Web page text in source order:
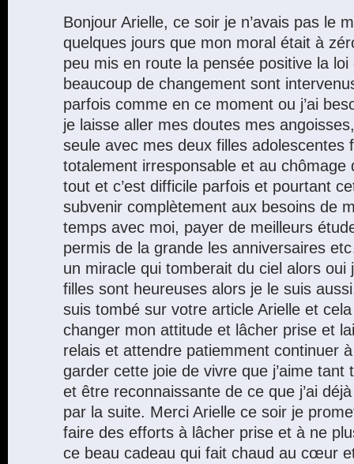
Bonjour Arielle, ce soir je n’avais pas le
quelques jours que mon moral était à
peu mis en route la pensée positive la loi
beaucoup de changement sont
parfois comme en ce moment ou j’ai
je laisse aller mes doutes mes
seule avec mes deux filles adolescentes
totalement irresponsable et au chômage
tout et c’est difficile parfois et pourtant
subvenir complètement aux besoins de
temps avec moi, payer de meilleurs
permis de la grande les anniversaires
un miracle qui tomberait du ciel alors oui
filles sont heureuses alors je le suis
suis tombé sur votre article Arielle et cela
changer mon attitude et lâcher prise et
relais et attendre patiemment continuer
garder cette joie de vivre que j’aime
et être reconnaissante de ce que j’ai
par la suite. Merci Arielle ce soir je
faire des efforts à lâcher prise et à ne
ce beau cadeau qui fait chaud au cœur